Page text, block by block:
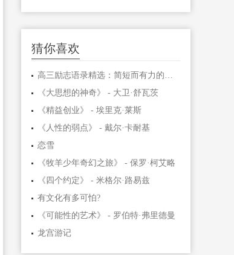
猜你喜欢
高三励志语录精选：简短而有力的激励句子
《大思想的神奇》 - 大卫·舒瓦茨
《精益创业》 - 埃里克·莱斯
《人性的弱点》 - 戴尔·卡耐基
恋雪
《牧羊少年奇幻之旅》 - 保罗·柯艾略
《四个约定》 - 米格尔·路易兹
有文化有多可怕?
《可能性的艺术》 - 罗伯特·弗里德曼
龙宫游记